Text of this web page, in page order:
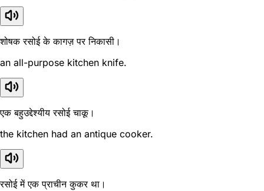
शोषक रसोई के कागज़ पर निकासी।
an all-purpose kitchen knife.
एक बहुउद्देश्यीय रसोई चाकू।
the kitchen had an antique cooker.
रसोई में एक प्राचीन कुकर था।